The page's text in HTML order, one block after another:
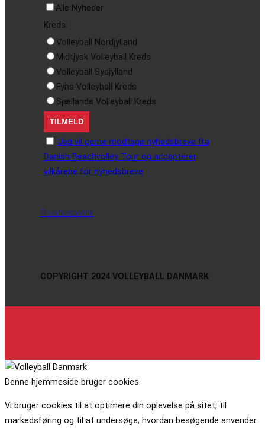
Alle Nyheder
Kreds:
Volleyball Nordjylland
Midtjysk Volleyball Kreds
Volleyball Sydjylland
Fyns Volleyball Kreds
Sjællands Volleyball Kreds
Jeg vil gerne modtage nyhedsbreve fra
Danish Beachvolley Tour og accepterer
vilkårene for nyhedsbreve
Privatlivspolitik
COPYRIGHT 2024 VOLLEYBALL DANMARK
Denne hjemmeside bruger cookies
Vi bruger cookies til at optimere din oplevelse på sitet, til
markedsføring og til at undersøge, hvordan besøgende anvender